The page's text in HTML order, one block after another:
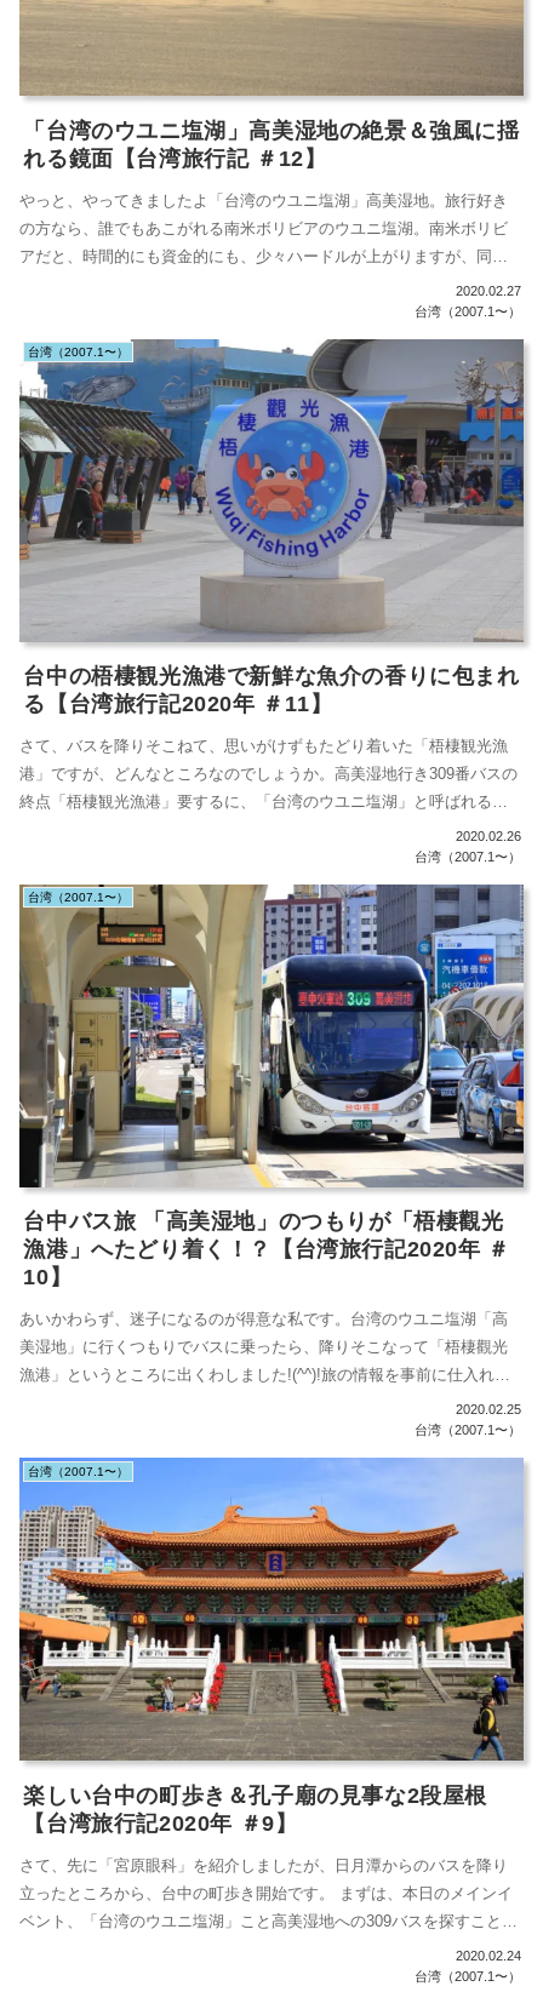
「台湾のウユニ塩湖」高美湿地の絶景＆強風に揺
れる鏡面【台湾旅行記 ＃12】
やっと、やってきましたよ「台湾のウユニ塩湖」高美湿地。旅行好き
の方なら、誰でもあこがれる南米ボリビアのウユニ塩湖。南米ボリビ
アだと、時間的にも資金的にも、少々ハードルが上がりますが、同じ
2020.02.27
台湾（2007.1〜）
台湾（2007.1〜）
台中の梧棲観光漁港で新鮮な魚介の香りに包まれ
る【台湾旅行記2020年 ＃11】
さて、バスを降りそこねて、思いがけずもたどり着いた「梧棲観光漁
港」ですが、どんなところなのでしょうか。高美湿地行き309番バスの
終点「梧棲観光漁港」要するに、「台湾のウユニ塩湖」と呼ばれる
2020.02.26
台湾（2007.1〜）
台湾（2007.1〜）
台中バス旅 「高美湿地」のつもりが「梧棲觀光
漁港」へたどり着く！？【台湾旅行記2020年 ＃
10】
あいかわらず、迷子になるのが得意な私です。台湾のウユニ塩湖「高
美湿地」に行くつもりでバスに乗ったら、降りそこなって「梧棲觀光
漁港」というところに出くわしました!(^^)!旅の情報を事前に仕入れる
2020.02.25
台湾（2007.1〜）
台湾（2007.1〜）
楽しい台中の町歩き＆孔子廟の見事な2段屋根
【台湾旅行記2020年 ＃9】
さて、先に「宮原眼科」を紹介しましたが、日月潭からのバスを降り
立ったところから、台中の町歩き開始です。 まずは、本日のメインイ
ベント、「台湾のウユニ塩湖」こと高美湿地への309バスを探すこと。
2020.02.24
台湾（2007.1〜）